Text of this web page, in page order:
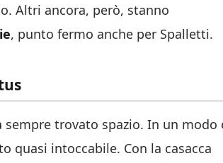
Altri ancora, però, stanno
, punto fermo anche per Spalletti.
trovato spazio. In un modo
quasi intoccabile. Con la casacca